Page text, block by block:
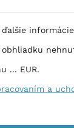
obhliadku
... EUR.
a